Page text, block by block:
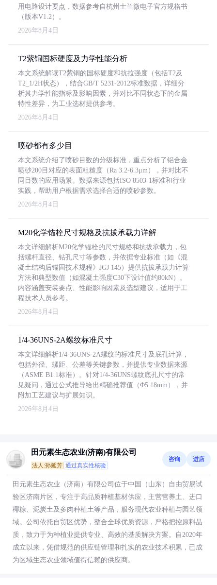
用电路设计要点，数据参考自杭州士兰微电子官方规格书
（版本V1.2）。
2026年8月4日
T2紫铜国标硬度及力学性能分析
本文系统解读T2紫铜的国标硬度和抗拉强度（包括T2及
T2_1/2H状态），结合GB/T 5231-2012标准数据，详细分
析其力学性能指标及影响因素，并对比不同状态下的金属
特性差异，为工业选材提供参考。
2026年8月4日
喷砂都有多少目
本文系统介绍了喷砂目数的分级标准，重点分析了铝合金
喷砂200目对应的表面粗糙度（Ra 3.2-6.3μm），并对比不
同目数的应用场景。数据来源包括ISO 8503-1标准和行业
实践，帮助用户根据需求选择合适的喷砂参数。
2026年8月4日
M20化学锚栓尺寸规格及抗拔承载力详解
本文详细解析M20化学锚栓的尺寸规格和抗拔承载力，包
括螺杆直径、钻孔尺寸等参数，并依据专业标准（如《混
凝土结构后锚固技术规程》JGJ 145）提供抗拔承载力计算
方法和典型数值（如混凝土强度C30下设计值约80kN）。
内容涵盖安装要点、性能影响因素及选型建议，适用于工
程技术人员参考。
2026年8月4日
1/4-36UNS-2A螺纹标准尺寸
本文详细解析1/4-36UNS-2A螺纹的标准尺寸及底孔计算，
包括外径、螺距、公差等关键参数，并提供专业数据来源
（ASME B1.1标准）。针对1/4-36UNS螺纹底孔尺寸的常
见疑问，通过公式推导给出精确推荐值（Φ5.18mm），并
附加工艺建议与扩展知识。
2026年8月4日
田元素生态农业(济南)有限公司
法人:孙延芳 通过真实性核验
咨询 进店
田元素生态农业（济南）有限公司位于中国（山东）自由贸易试
验区济南片区，专注于高品质种植基材供应，主营营养土、进口
椰糠、泥炭土及多肉种植土等产品，服务现代农业种植与园艺领
域。公司依托自贸区优势，整合全球优质资源，严格把控原料品
质，致力于为种植业提供专业、高效的基质解决方案。自2020年
成立以来，凭借规范的供应链管理和扎实的农业技术积累，已成
为区域生态农业领域值得信赖的供应商。